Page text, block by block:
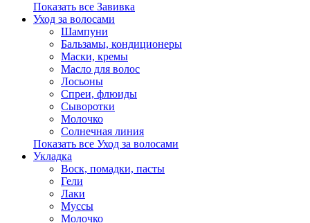
Показать все Завивка
Уход за волосами
Шампуни
Бальзамы, кондиционеры
Маски, кремы
Масло для волос
Лосьоны
Спреи, флюиды
Сыворотки
Молочко
Солнечная линия
Показать все Уход за волосами
Укладка
Воск, помадки, пасты
Гели
Лаки
Муссы
Молочко